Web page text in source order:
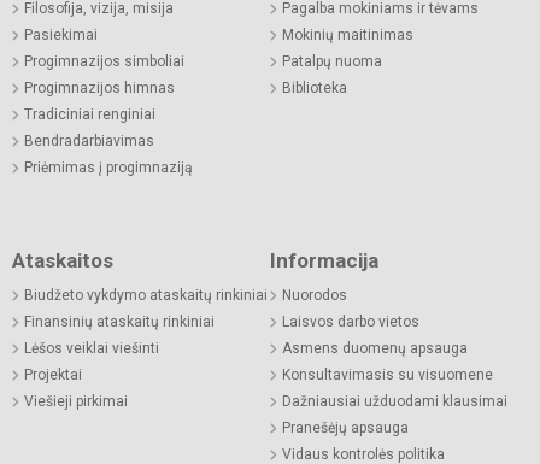
Filosofija, vizija, misija
Pasiekimai
Progimnazijos simboliai
Progimnazijos himnas
Tradiciniai renginiai
Bendradarbiavimas
Priėmimas į progimnaziją
Pagalba mokiniams ir tėvams
Mokinių maitinimas
Patalpų nuoma
Biblioteka
Ataskaitos
Biudžeto vykdymo ataskaitų rinkiniai
Finansinių ataskaitų rinkiniai
Lėšos veiklai viešinti
Projektai
Viešieji pirkimai
Informacija
Nuorodos
Laisvos darbo vietos
Asmens duomenų apsauga
Konsultavimasis su visuomene
Dažniausiai užduodami klausimai
Pranešėjų apsauga
Vidaus kontrolės politika